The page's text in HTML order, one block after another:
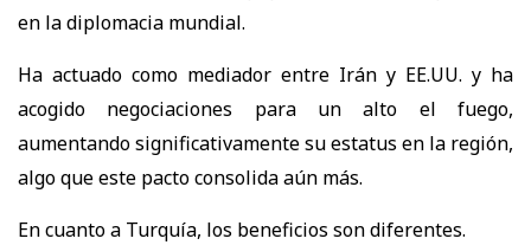
en la diplomacia mundial.
Ha actuado como mediador entre Irán y EE.UU. y ha
acogido negociaciones para un alto el fuego,
aumentando significativamente su estatus en la región,
algo que este pacto consolida aún más.
En cuanto a Turquía, los beneficios son diferentes.